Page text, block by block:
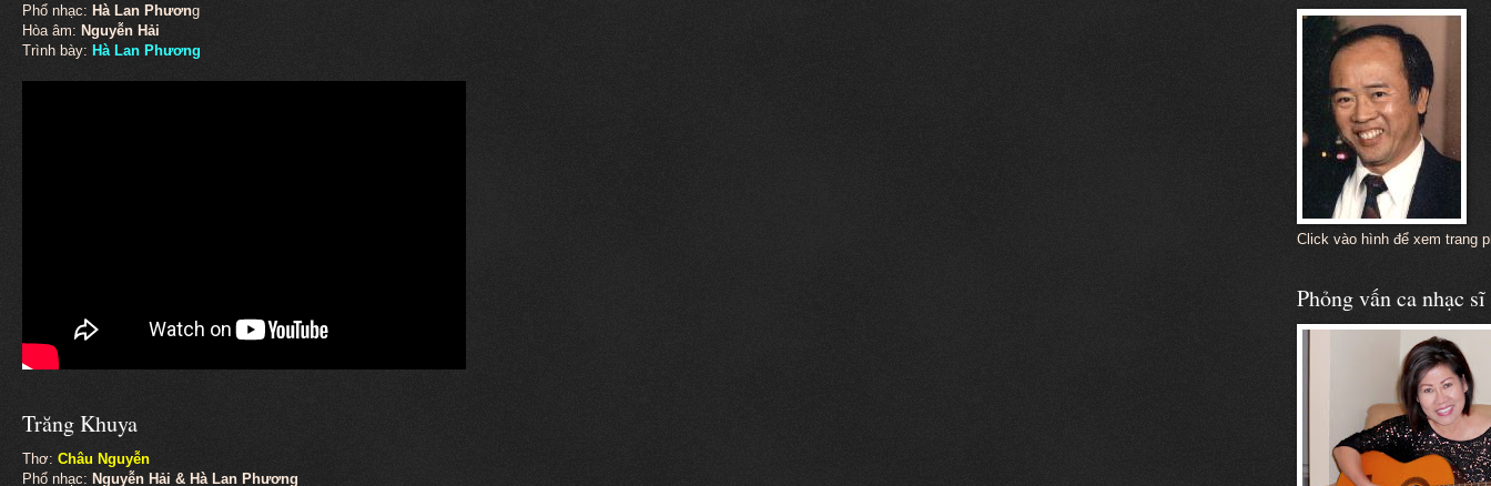
Phổ nhạc: Hà Lan Phương
Hòa âm: Nguyễn Hải
Trình bày: Hà Lan Phương
Trăng Khuya
Thơ: Châu Nguyễn
Phổ nhạc: Nguyễn Hải & Hà Lan Phương
Click vào hình để xem trang
Phỏng vấn ca nhạc